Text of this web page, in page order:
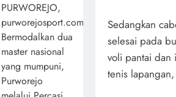
Sedangkan
selesai pada
voli pantai dan
tenis
PURWOREJO,
purworejosport.com,
Bermodalkan dua
master nasional
yang mumpuni,
Purworejo